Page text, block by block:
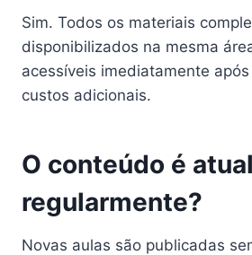
Sim. Todos os materiais
disponibilizados na mesma
acessíveis imediatamente
custos adicionais.
O conteúdo é
regularmente?
Novas aulas são publicadas